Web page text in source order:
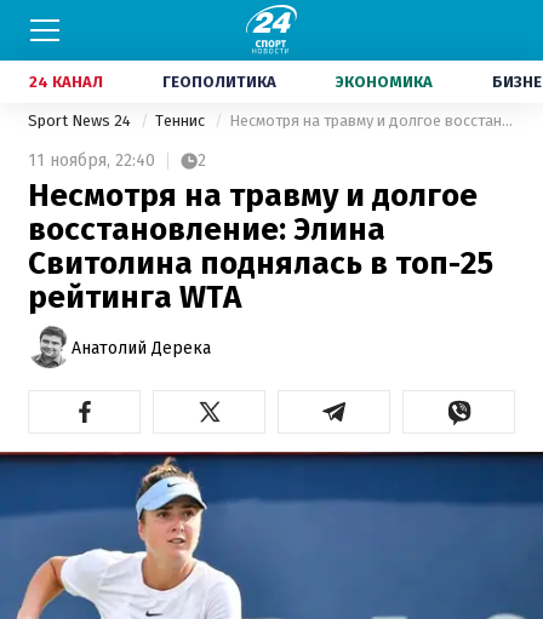
24 КАНАЛ ГЕОПОЛИТИКА ЭКОНОМИКА
Sport News 24 Теннис Несмотря на травму и долгое восстановление: Элина Свитолина поднялась в топ-25 рейтинга WTA
11 ноября, 22:40 2
Несмотря на травму и долгое
восстановление: Элина
Свитолина поднялась в топ-25
рейтинга WTA
Анатолий Дерека